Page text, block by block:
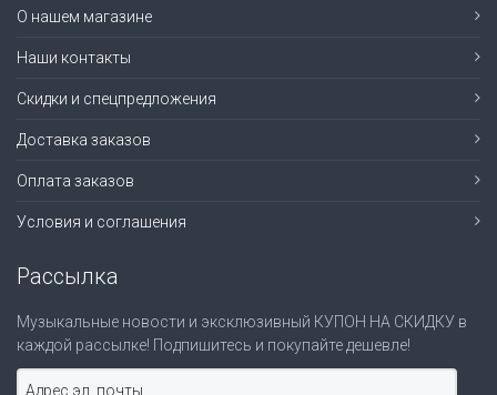
О нашем магазине
Наши контакты
Скидки и спецпредложения
Доставка заказов
Оплата заказов
Условия и соглашения
Рассылка
Музыкальные новости и эксклюзивный КУПОН НА СКИДКУ в
каждой рассылке! Подпишитесь и покупайте дешевле!